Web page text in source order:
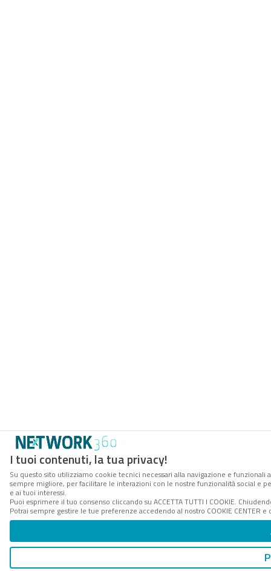
I tuoi contenuti, la tua privacy!
Su questo sito utilizziamo cookie tecnici necessari alla navigazione e
sempre migliore, per facilitare le interazioni con le nostre funzionalità social e
e ai tuoi interessi.
Puoi esprimere il tuo consenso cliccando su ACCETTA TUTTI I COOKIE.
Potrai sempre gestire le tue preferenze accedendo al nostro COOKIE